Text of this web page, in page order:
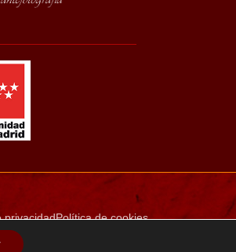
privacidadPolítica de cookies